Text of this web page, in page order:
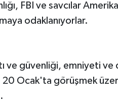
FBI ve savcılar
odaklanıyorlar.
ve güvenliği, emniyeti
Ocak'ta görüşmek